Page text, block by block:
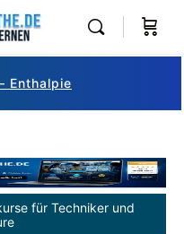
Enthalpie
für Techniker und